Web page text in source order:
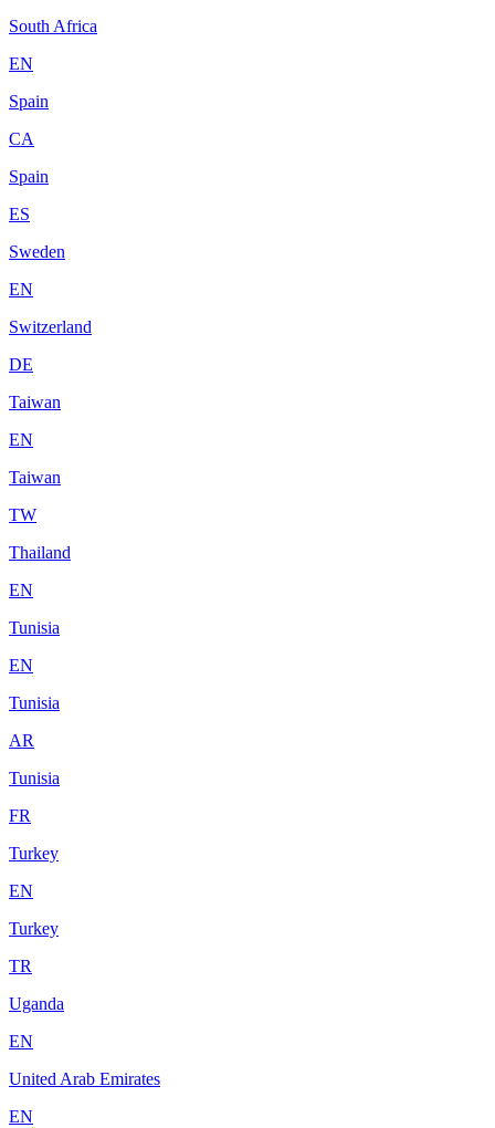
South Africa
EN
Spain
CA
Spain
ES
Sweden
EN
Switzerland
DE
Taiwan
EN
Taiwan
TW
Thailand
EN
Tunisia
EN
Tunisia
AR
Tunisia
FR
Turkey
EN
Turkey
TR
Uganda
EN
United Arab Emirates
EN